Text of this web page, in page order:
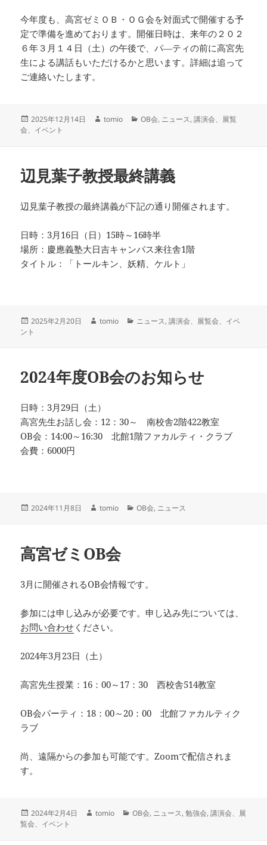
今年度も、高宮ゼミＯＢ・ＯＧ会を対面式で開催する予
定で準備を進めております。開催日時は、来年の２０２
６年３月１４日（土）の午後で、パ―ティの前に高宮先
生による講話もいただけるかと思います。詳細は追って
ご連絡いたします。
投
稿
2025年12月14日
作
tomio
カ
OB会, ニュース,講演会、展覧
会、イベント
辺見葉子教授最終講義
辺見葉子教授の最終講義が下記の通り開催されます。
日時：3月16日（日）15時～16時半
場所：慶應義塾大日吉キャンパス来往舎1階
タイトル：「トールキン、妖精、ケルト」
投
稿
2025年2月20日
作
tomio
カ
ニュース,講演会、展覧会、イベ
ント
2024年度OB会のお知らせ
日時：3月29日（土）
高宮先生お話し会：12：30～ 南校舎2階422教室
OB会：14:00～16:30 北館1階ファカルティ・クラブ
会費：6000円
投
2024年11月8日
作
tomio
カ
OB会, ニュース
高宮ゼミOB会
3月に開催されるOB会情報です。
参加には申し込みが必要です。申し込み先については、
お問い合わせ ください。
2024年3月23日（土）
高宮先生授業：16：00～17：30 西校舎514教室
OB会パーティ：18：00～20：00 北館ファカルティク
ラブ
尚、遠隔からの参加も可能です。Zoomで配信されま
す。
投
稿
2024年2月4日
作
tomio
カ
OB会, ニュース,勉強会,講演会、展
覧会、イベント